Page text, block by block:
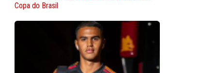
Copa do Brasil